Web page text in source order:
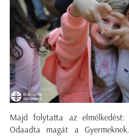
Majd folytatta az
Odaadta magát a